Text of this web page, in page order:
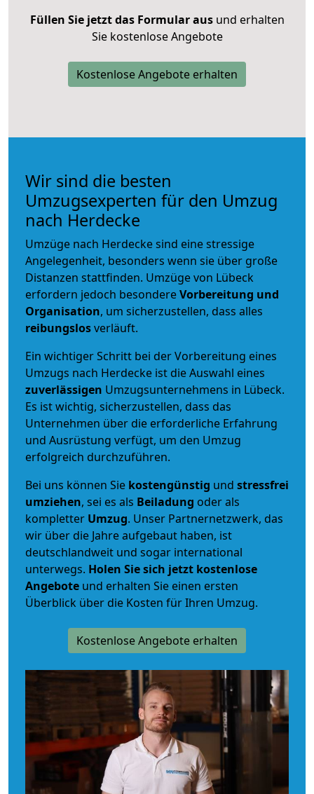
Füllen Sie jetzt das Formular ausund erhalten
Sie kostenlose Angebote
Kostenlose Angebote erhalten
Wir sind die besten
Umzugsexperten für den Umzug
nach Herdecke
Umzüge nach Herdecke sind eine stressige
Angelegenheit, besonders wenn sie über große
Distanzen stattfinden. Umzüge von Lübeck
erfordern jedoch besondereVorbereitung und
Organisation, um sicherzustellen, dass alles
reibungslosverläuft.
Ein wichtiger Schritt bei der Vorbereitung eines
Umzugs nach Herdecke ist die Auswahl eines
zuverlässigen Umzugsunternehmens in Lübeck.
Es ist wichtig, sicherzustellen, dass das
Unternehmen über die erforderliche Erfahrung
und Ausrüstung verfügt, um den Umzug
erfolgreich durchzuführen.
Bei uns können Sie kostengünstig und stressfrei
umziehen, sei es als Beiladung oder als
kompletter Umzug. Unser Partnernetzwerk, das
wir über die Jahre aufgebaut haben, ist
deutschlandweit und sogar international
unterwegs. Holen Sie sich jetzt kostenlose
Angebote und erhalten Sie einen ersten
Überblick über die Kosten für Ihren Umzug.
Kostenlose Angebote erhalten